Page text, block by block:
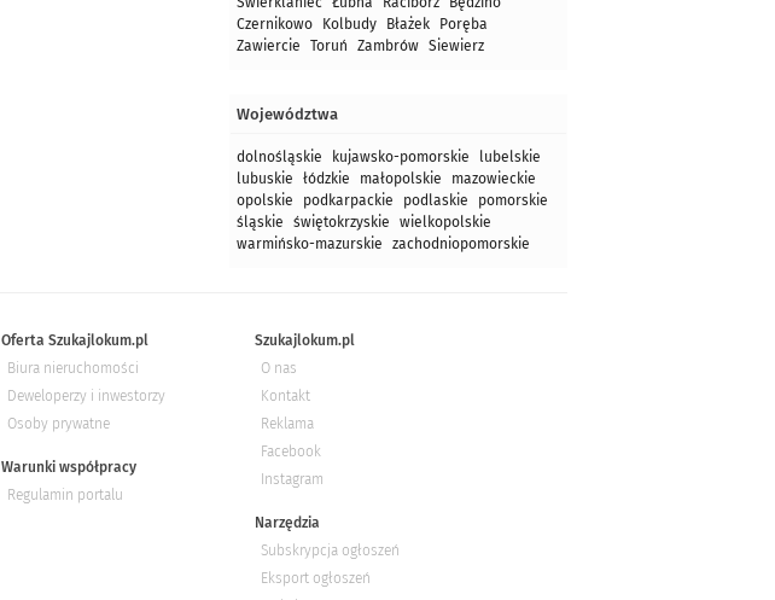
Czernikowo
Kolbudy Błażek
Poręba
Zawiercie
Toruń Zambrów Siewierz
Województwa
dolnośląskie kujawsko-pomorskie
lubelskie
lubuskie
łódzkie małopolskie
mazowieckie
opolskie
podkarpackie podlaskie
pomorskie
śląskie
świętokrzyskie
wielkopolskie
warmińsko-mazurskie
zachodniopomorskie
Oferta Szukajlokum.pl
Biura nieruchomości
Deweloperzy i inwestorzy
Osoby prywatne
Warunki współpracy
Regulamin portalu
Szukajlokum.pl
O nas
Kontakt
Reklama
Facebook
Instagram
Narzędzia
Subskrypcja ogłoszeń
Eksport ogłoszeń